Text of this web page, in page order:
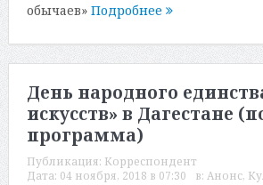
обычаев» Подробнее
День народного
искусств» в Дагестане
программа)
Публикация: Корреспондент
Дата: 04 ноября, 2018 в 07:30 в: Анонс,